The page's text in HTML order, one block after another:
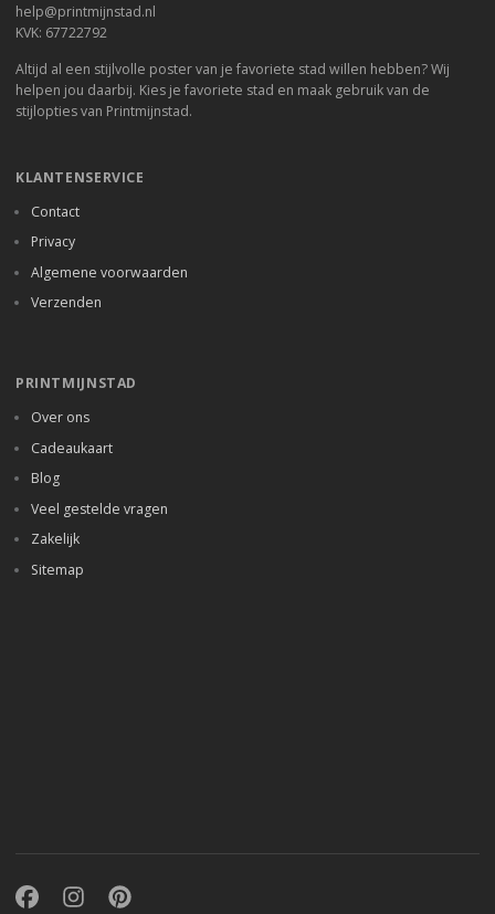
help@printmijnstad.nl
KVK: 67722792
Altijd al een stijlvolle poster van je favoriete stad willen hebben? Wij
helpen jou daarbij. Kies je favoriete stad en maak gebruik van de
stijlopties van Printmijnstad.
KLANTENSERVICE
Contact
Privacy
Algemene voorwaarden
Verzenden
PRINTMIJNSTAD
Over ons
Cadeaukaart
Blog
Veel gestelde vragen
Zakelijk
Sitemap
FacebookInstagramPinterest